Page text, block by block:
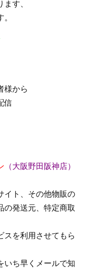
す、
様から
信
（大阪野田阪神店）
イト、その他物販の
の発送元、特定商取
スを利用させてもら
いち早くメールで知